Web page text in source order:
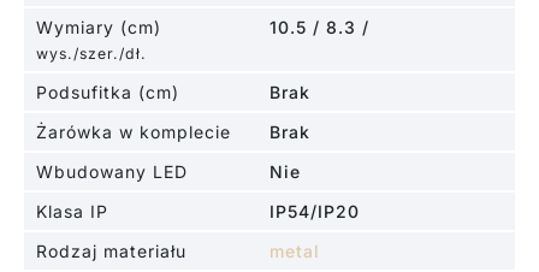
Wymiary (cm)
wys./szer./dł.
10.5 / 8.3 /
Podsufitka (cm)
Brak
Żarówka w komplecie
Brak
Wbudowany LED
Nie
Klasa IP
IP54/IP20
Rodzaj materiału
metal